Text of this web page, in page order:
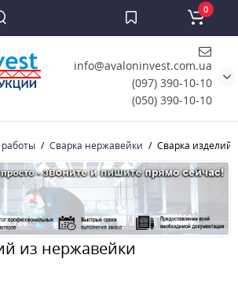
info@avaloninvest.com.ua
(097) 390-10-10
(050) 390-10-10
0
Сварка нержавейки Сварка изделий
из нержавейки